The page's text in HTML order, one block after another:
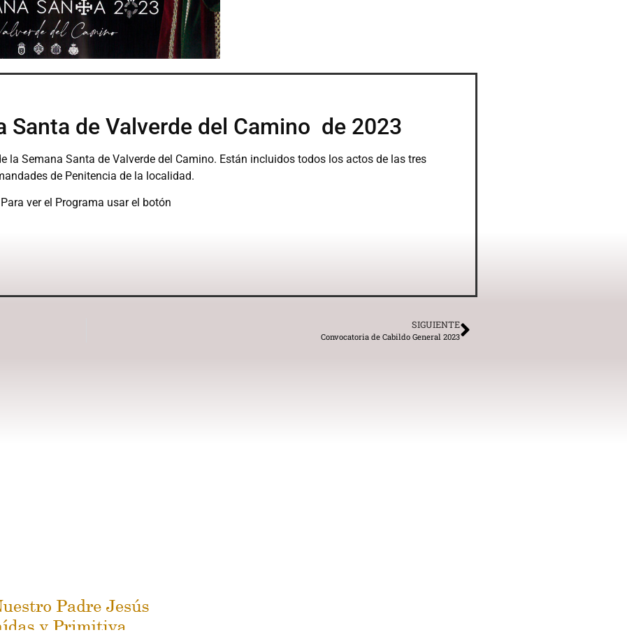
Santa de Valverde del Camino de 2023
Semana Santa de Valverde del Camino. Están incluidos todos los actos de las tres
de Penitencia de la localidad.
Para ver el Programa usar el botón
SIGUIENTE
Convocatoria de Cabildo General 2023